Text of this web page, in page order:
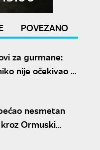
POVEZANO
za gurmane:
nije očekivao -
gladni
nesmetan
Ormuski